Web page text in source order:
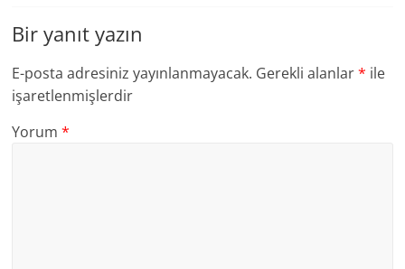
Bir yanıt yazın
E-posta adresiniz yayınlanmayacak. Gerekli alanlar* ile
işaretlenmişlerdir
Yorum*